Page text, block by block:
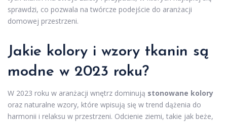
sprawdzi, co pozwala na twórcze podejście do aranżacji
domowej przestrzeni.
Jakie kolory i wzory tkanin są
modne w 2023 roku?
W 2023 roku w aranżacji wnętrz dominują stonowane kolory
oraz naturalne wzory, które wpisują się w trend dążenia do
harmonii i relaksu w przestrzeni. Odcienie ziemi, takie jak beże,